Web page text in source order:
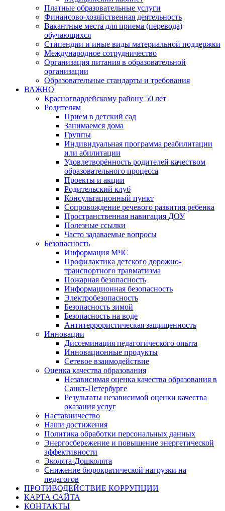
Платные образовательные услуги
Финансово-хозяйственная деятельность
Вакантные места для приема (перевода)
обучающихся
Стипендии и иные виды материальной поддержки
Международное сотрудничество
Организация питания в образовательной
организации
Образовательные стандарты и требования
ВАЖНО
Красногвардейскому району 50 лет
Родителям
Прием в детский сад
Занимаемся дома
Группы
Индивидуальная программа реабилитации
или абилитации
Удовлетворённость родителей качеством
образовательного процесса
Проекты и акции
Родительский клуб
Консультационный пункт
Сопровождение речевого развития ребенка
Пространственная навигация ДОУ
Полезные ссылки
Часто задаваемые вопросы
Безопасность
Информация МЧС
Профилактика детского дорожно-
транспортного травматизма
Пожарная безопасность
Информационная безопасность
Электробезопасность
Безопасность зимой
Безопасность на воде
Антитеррористическая защищенность
Инновации
Диссеминация педагогического опыта
Инновационные продукты
Сетевое взаимодействие
Оценка качества образования
Независимая оценка качества образования в
Санкт-Петербурге
Результаты независимой оценки качества
оказания услуг
Наставничество
Наши достижения
Политика обработки персональных данных
Энергосбережение и повышение энергетической
эффективности
Эколята-Дошколята
Снижение бюрократической нагрузки на
педагогов
ПРОТИВОДЕЙСТВИЕ КОРРУПЦИИ
КАРТА САЙТА
КОНТАКТЫ